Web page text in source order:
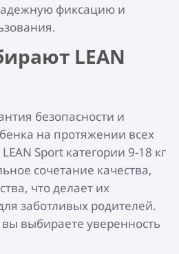
фиксацию и
LEAN
безопасности и
на протяжении всех
Sport категории 9-18 кг
сочетание качества,
что делает их
заботливых родителей.
выбираете уверенность